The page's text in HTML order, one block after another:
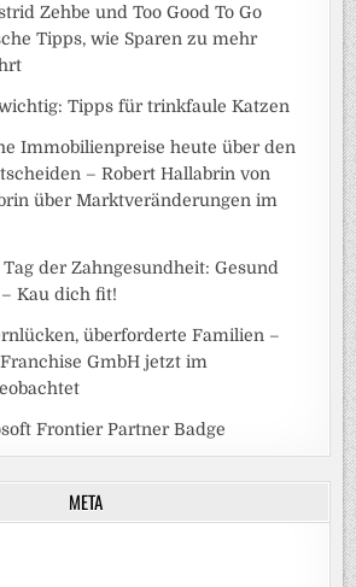
Zehbe und Too Good To Go
Tipps, wie Sparen zu mehr
Tipps für trinkfaule Katzen
Immobilienpreise heute über den
– Robert Hallabrin von
über Marktveränderungen im
der Zahngesundheit: Gesund
Kau dich fit!
überforderte Familien –
GmbH jetzt im
Frontier Partner Badge
META